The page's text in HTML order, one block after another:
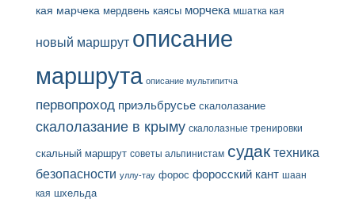
кая марчека мердвень каясы морчека мшатка кая
новый маршрут описание
маршрута описание мультипитча
первопроход приэльбрусье скалолазание
скалолазание в крыму скалолазные тренировки
скальный маршрут советы альпинистам судак техника
безопасности уллу-тау форос форосский кант шаан
кая шхельда